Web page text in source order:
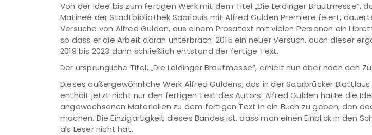
Von der Idee bis zum fertigen Werk mit dem Titel „Die Leidinger Brautmesse“,
Matineé der Stadtbibliothek Saarlouis mit Alfred Gulden Premiere feiert,
Versuche von Alfred Gulden, aus einem Prosatext mit vielen Personen ein
so dass er die Arbeit daran unterbrach. 2015 ein neuer Versuch, auch dieser
2019 bis 2023 dann schließlich entstand der fertige Text.
Der ursprüngliche Titel, „Die Leidinger Brautmesse“, erhielt nun aber noch den
Dieses außergewöhnliche Werk Alfred Guldens, das in der Saarbrücker
enthält jetzt nicht nur den fertigen Text des Autors. Alfred Gulden hatte die
angewachsenen Materialien zu dem fertigen Text in ein Buch zu geben, den
machen. Die Einzigartigkeit dieses Bandes ist, dass man einen Einblick in den
als Leser nicht hat.